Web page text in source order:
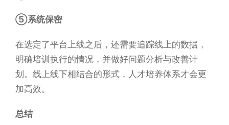
⑤系统保密
在选定了平台上线之后，还需要追踪线上的数据，
明确培训执行的情况，并做好问题分析与改善计
划。线上线下相结合的形式，人才培养体系才会更
加高效。
总结